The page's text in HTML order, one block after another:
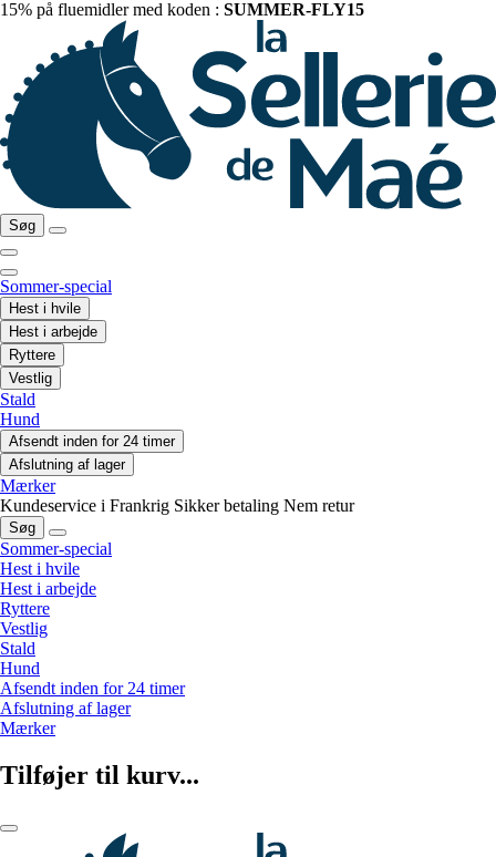
15% på fluemidler med koden : SUMMER-FLY15
Søg
Sommer-special
Hest i hvile
Hest i arbejde
Ryttere
Vestlig
Stald
Hund
Afsendt inden for 24 timer
Afslutning af lager
Mærker
Kundeservice i Frankrig Sikker betaling Nem retur
Søg
Sommer-special
Hest i hvile
Hest i arbejde
Ryttere
Vestlig
Stald
Hund
Afsendt inden for 24 timer
Afslutning af lager
Mærker
Tilføjer til kurv...